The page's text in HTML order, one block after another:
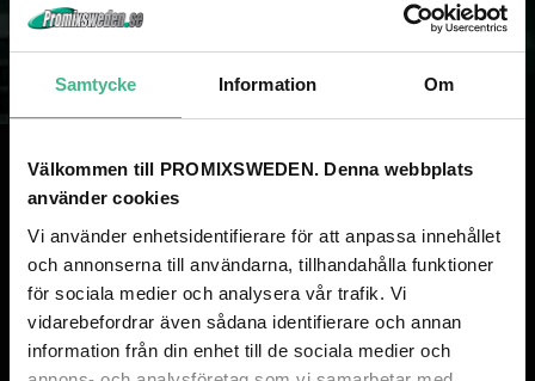
Samtycke Information Om
Välkommen till PROMIXSWEDEN. Denna webbplats
använder cookies
Vi använder enhetsidentifierare för att anpassa innehållet
och annonserna till användarna, tillhandahålla funktioner
för sociala medier och analysera vår trafik. Vi
vidarebefordrar även sådana identifierare och annan
information från din enhet till de sociala medier och
Som svenskt bolag med över 50 år i branschen och stora lager i Sverige
kan vi säkerställa snabb leverans och hög tillgänglighet för dig som kund.
Tack vare tre av Europas största import- och grossistbolag i ryggen
erbjuder vi marknadens bästa priser. Genom stora inköp direkt från